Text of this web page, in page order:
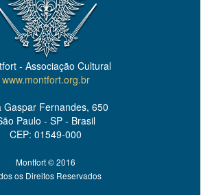
- Associação Cultural
www.montfort.org.br
Gaspar Fernandes, 650
Paulo - SP - Brasil
CEP: 01549-000
Montfort © 2016
os Direitos Reservados